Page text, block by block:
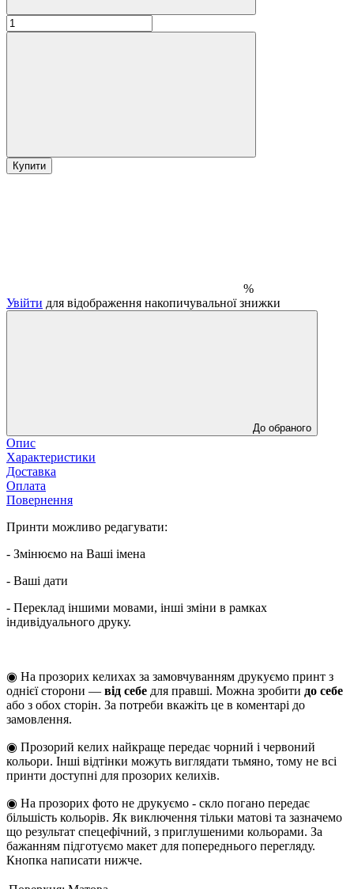
Купити
%
Увійти для відображення накопичувальної знижки
До обраного
Опис
Характеристики
Доставка
Оплата
Повернення
Принти можливо редагувати:
- Змінюємо на Ваші імена
- Ваші дати
- Переклад іншими мовами, інші зміни в рамках
індивідуального друку.
◉ На прозорих келихах за замовчуванням друкуємо принт з
однієї сторони — від себе для правші. Можна зробити до себе
або з обох сторін. За потреби вкажіть це в коментарі до
замовлення.
◉ Прозорий келих найкраще передає чорний і червоний
кольори. Інші відтінки можуть виглядати тьмяно, тому не всі
принти доступні для прозорих келихів.
◉ На прозорих фото не друкуємо - скло погано передає
більшість кольорів. Як виключення тільки матові та зазначемо
що результат спецефічний, з приглушеними кольорами. За
бажанням підготуємо макет для попереднього перегляду.
Кнопка написати нижче.